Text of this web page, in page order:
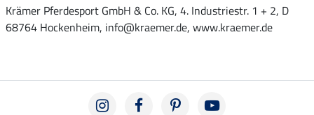
Krämer Pferdesport GmbH & Co. KG, 4. Industriestr. 1 + 2, D
68764 Hockenheim, info@kraemer.de, www.kraemer.de